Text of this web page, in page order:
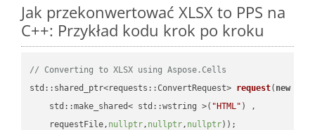
Jak przekonwertować XLSX to PPS na
C++: Przykład kodu krok po kroku
// Converting to XLSX using Aspose.Cells
std::shared_ptr<requests::ConvertRequest> request( new
    std::make_shared< std::wstring >(
"HTML" ) ,
    requestFile,
nullptr, nullptr, nullptr))